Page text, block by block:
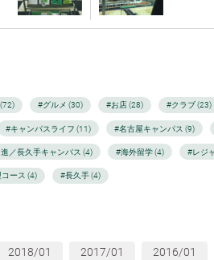
#グルメ (30) #お店 (28) #クラブ (23)
#キャンパスライフ (11) #名古屋キャンパス (9)
／長久手キャンパス (4) #海外留学 (4) #レジ
ース (4) #長久手 (4)
2018/01 2017/01 2016/01